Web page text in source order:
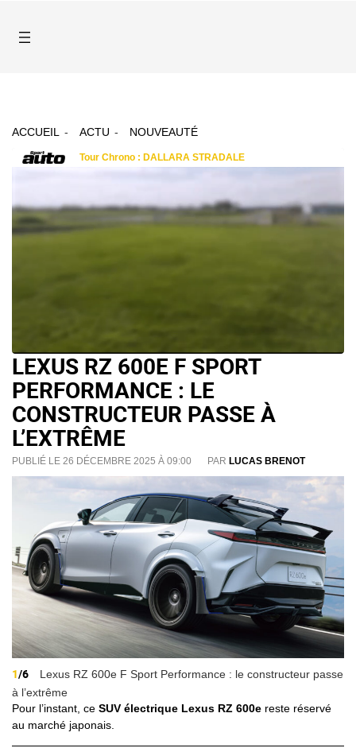
ACCUEIL ACTU NOUVEAUTÉ
LEXUS RZ 600E F SPORT
PERFORMANCE : LE
CONSTRUCTEUR PASSE À
L’EXTRÊME
PUBLIÉ LE 26 DÉCEMBRE 2025 À 09:00 PAR LUCAS BRENOT
1/6
Lexus RZ 600e F Sport Performance : le constructeur passe
à l’extrême
Pour l’instant, ce SUV électrique Lexus RZ 600e reste réservé
au marché japonais.